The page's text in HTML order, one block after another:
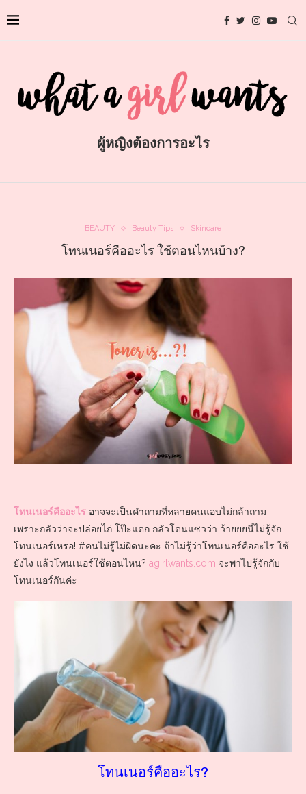
ผู้หญิงต้องการอะไร
BEAUTY Beauty Tips Skincare
โทนเนอร์คืออะไร ใช้ตอนไหนบ้าง?
โทนเนอร์คืออะไร อาจจะเป็นคำถามที่หลายคนแอบไม่กล้าถาม
เพราะกลัวว่าจะปล่อยไก่ โป๊ะแตก กลัวโดนแซวว่า ว้ายยยนี่ไม่รู้จัก
โทนเนอร์เหรอ! #คนไม่รู้ไม่ผิดนะคะ ถ้าไม่รู้ว่าโทนเนอร์คืออะไร ใช้
ยังไง แล้วโทนเนอร์ใช้ตอนไหน? agirlwants.com จะพาไปรู้จักกับ
โทนเนอร์กันค่ะ
โทนเนอร์คืออะไร?